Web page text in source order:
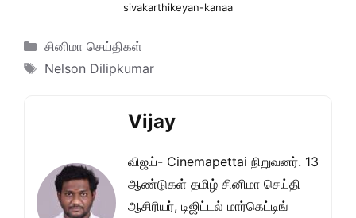
sivakarthikeyan-kanaa
Categories
சினிமா செய்திகள்
Tags
Nelson Dilipkumar
Vijay
விஜய்- Cinemapettai நிறுவனர். 13
ஆண்டுகள் தமிழ் சினிமா செய்தி
ஆசிரியர், டிஜிட்டல் மார்கெட்டிங்